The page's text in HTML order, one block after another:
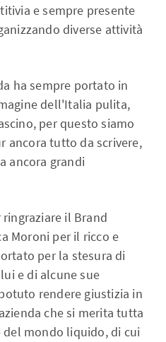
e sempre presente
diverse attività
ha sempre portato in
dell'Italia pulita,
per questo siamo
ancora tutto da scrivere,
ancora grandi
il Brand
Moroni per il ricco e
per la stesura di
e di alcune sue
rendere giustizia in
che si merita tutta
mondo liquido, di cui